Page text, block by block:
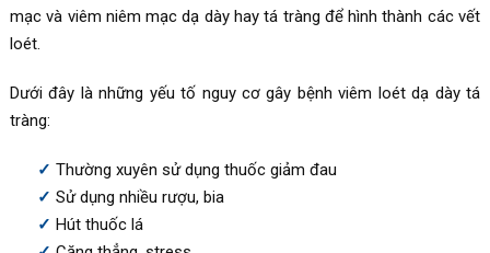
mạc và viêm niêm mạc dạ dày hay tá tràng để hình thành các vết
loét.
Dưới đây là những yếu tố nguy cơ gây bệnh viêm loét dạ dày tá
tràng:
Thường xuyên sử dụng thuốc giảm đau
Sử dụng nhiều rượu, bia
Hút thuốc lá